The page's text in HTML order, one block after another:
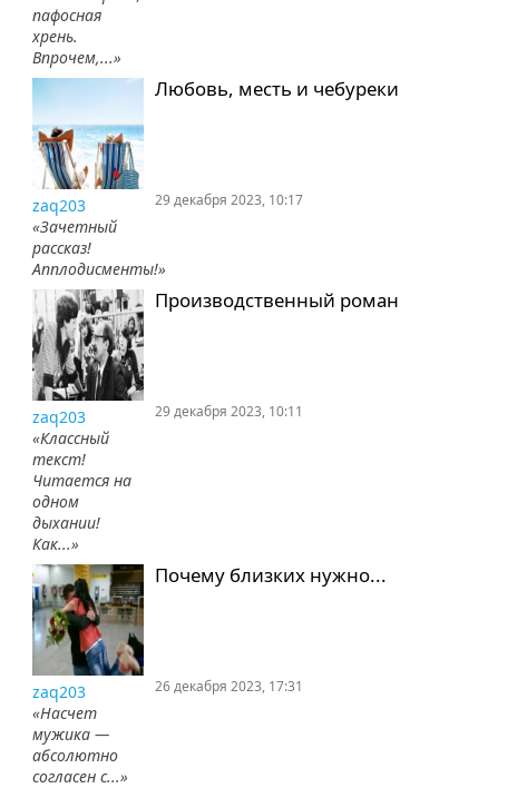
пафосная
хрень.
Впрочем,...»
Любовь, месть и чебуреки
zaq203
«Зачетный
рассказ!
Апплодисменты!»
29 декабря 2023, 10:17
Производственный роман
zaq203
«Классный
текст!
Читается на
одном
дыхании!
Как...»
29 декабря 2023, 10:11
Почему близких нужно...
zaq203
«Насчет
мужика —
абсолютно
согласен с...»
26 декабря 2023, 17:31